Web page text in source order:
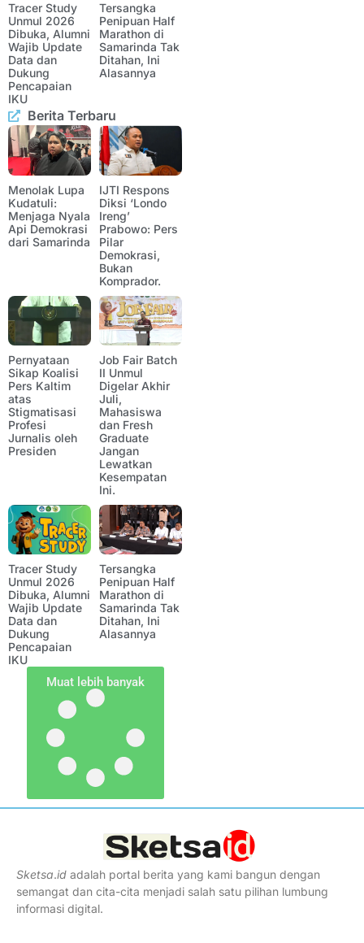
Tracer Study
Unmul 2026
Dibuka, Alumni
Wajib Update
Data dan
Dukung
Pencapaian
IKU
Tersangka
Penipuan Half
Marathon di
Samarinda Tak
Ditahan, Ini
Alasannya
Berita Terbaru
Menolak Lupa
Kudatuli:
Menjaga Nyala
Api Demokrasi
dari Samarinda
IJTI Respons
Diksi ‘Londo
Ireng’
Prabowo: Pers
Pilar
Demokrasi,
Bukan
Komprador.
Pernyataan
Sikap Koalisi
Pers Kaltim
atas
Stigmatisasi
Profesi
Jurnalis oleh
Presiden
Job Fair Batch
II Unmul
Digelar Akhir
Juli,
Mahasiswa
dan Fresh
Graduate
Jangan
Lewatkan
Kesempatan
Ini.
Tracer Study
Unmul 2026
Dibuka, Alumni
Wajib Update
Data dan
Dukung
Pencapaian
IKU
Tersangka
Penipuan Half
Marathon di
Samarinda Tak
Ditahan, Ini
Alasannya
Muat lebih banyak
Sketsa.id adalah portal berita yang kami bangun dengan
semangat dan cita-cita menjadi salah satu pilihan lumbung
informasi digital.